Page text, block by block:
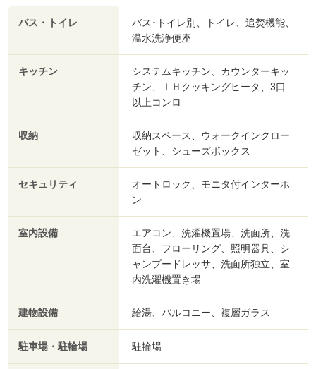
バス・トイレ
バス･トイレ別、トイレ、追焚機能、
温水洗浄便座
キッチン
システムキッチン、カウンターキッ
チン、ＩＨクッキングヒータ、3口
以上コンロ
収納
収納スペース、ウォークインクロー
ゼット、シューズボックス
セキュリティ
オートロック、モニタ付インターホ
ン
室内設備
エアコン、洗濯機置場、洗面所、洗
面台、フローリング、照明器具、シ
ャンプードレッサ、洗面所独立、室
内洗濯機置き場
建物設備 給湯、バルコニー、複層ガラス
駐車場・駐輪場 駐輪場